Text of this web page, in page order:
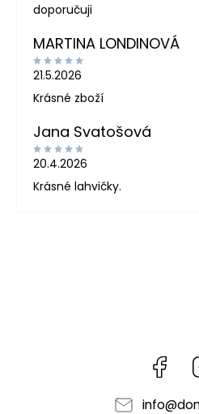
doporučuji
MARTINA LONDINOVÁ
21.5.2026
Krásné zboží
Jana Svatošová
20.4.2026
Krásné lahvičky.
info@